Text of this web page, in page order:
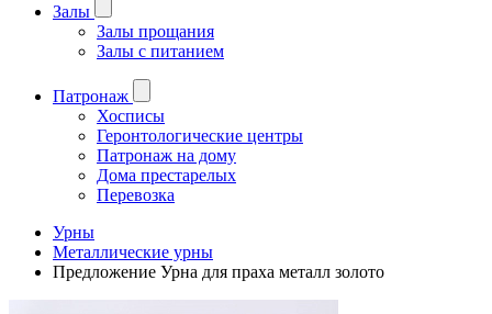
Залы
Залы прощания
Залы с питанием
Патронаж
Хосписы
Геронтологические центры
Патронаж на дому
Дома престарелых
Перевозка
Урны
Металлические урны
Предложение Урна для праха металл золото